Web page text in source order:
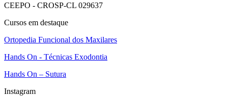
CEEPO - CROSP-CL 029637
Cursos em destaque
Ortopedia Funcional dos Maxilares
Hands On - Técnicas Exodontia
Hands On – Sutura
Instagram